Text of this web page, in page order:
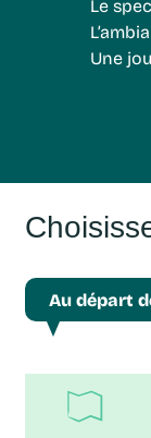
Une
Au départ